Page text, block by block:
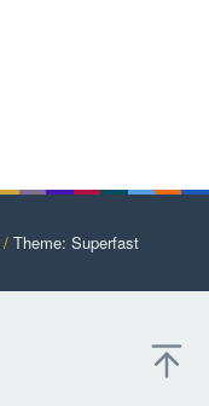
/ Theme: Superfast